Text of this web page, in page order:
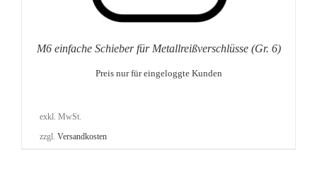
M6 einfache Schieber für Metallreißverschlüsse (Gr. 6)
Preis nur für eingeloggte Kunden
exkl. MwSt.
zzgl. Versandkosten